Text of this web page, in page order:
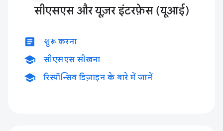
सीएसएस और यूज़र इंटरफ़ेस (यूआई)
article शुरू करना
school सीएसएस सीखना
school रिस्पॉन्सिव डिज़ाइन के बारे में जानें